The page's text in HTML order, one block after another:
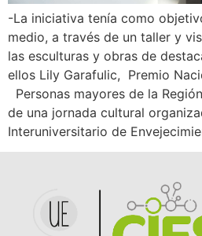
-La iniciativa tenía como
medio, a través de un taller y
las esculturas y obras de
ellos Lily Garafulic, Premio
Personas mayores de la
de una jornada cultural
Interuniversitario de